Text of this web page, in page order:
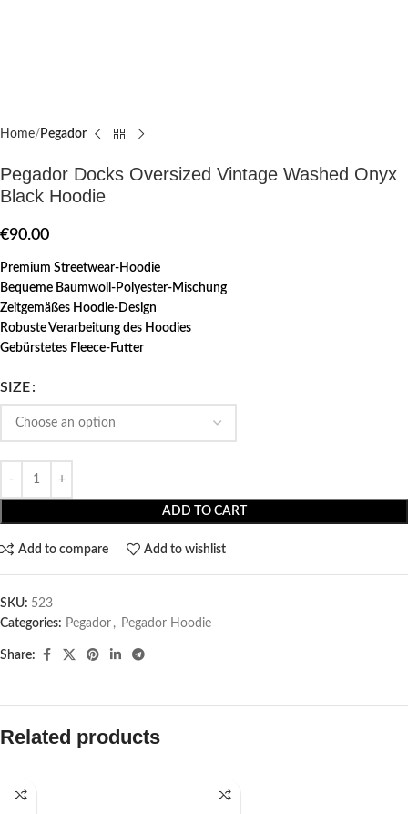
Home Pegador​
Pegador Docks Oversized Vintage Washed Onyx
Black Hoodie
€90.00
Premium Streetwear-Hoodie
Bequeme Baumwoll-Polyester-Mischung
Zeitgemäßes Hoodie-Design
Robuste Verarbeitung des Hoodies
Gebürstetes Fleece-Futter
SIZE
ADD TO CART
Add to compare Add to wishlist
SKU: 523
Categories: Pegador​ , Pegador Hoodie
Share:
Related products